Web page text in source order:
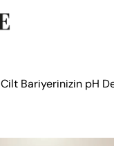
Cilt Bariyerinizin pH